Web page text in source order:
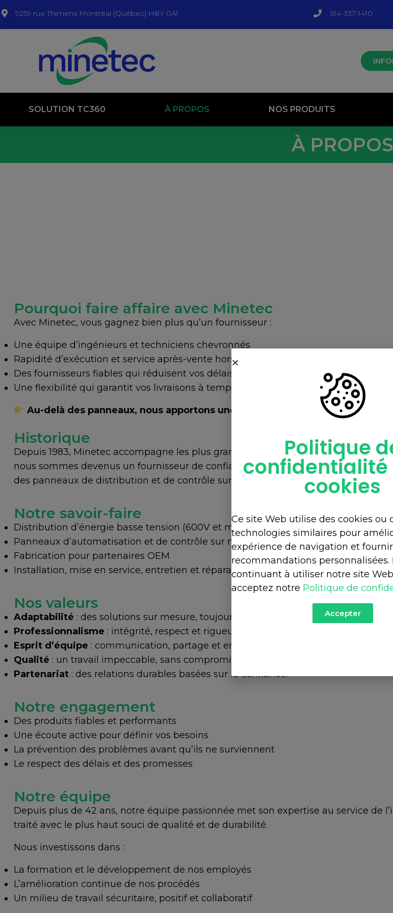
9259 rue Thimens Montréal (Québec) H8Y 0A1 514-337-1410
SOLUTION TC360 À PROPOS NOS PRODUITS
À PROPOS
Pourquoi faire affaire avec Minetec
Avec Minetec, vous gagnez bien plus qu’un fournisseur :
Une équipe d’ingénieurs et techniciens chevronnés
Rapidité d’exécution et service après-vente hors pair
Des fournisseurs fiables qui réduisent vos délais
Une flexibilité qui garantit vos livraisons à temps
Au-delà des panneaux, nous apportons une expertise qui assure votre
Historique
Depuis 1983, Minetec accompagne les plus grands acteurs de l’industrie
nous sommes devenus un fournisseur de confiance reconnu mondialement.
des panneaux de distribution et de contrôle sur mesure, répondant aux plus
Notre savoir-faire
Distribution d’énergie basse tension (600V et moins)
Panneaux d’automatisation et de contrôle sur mesure
Fabrication pour partenaires OEM
Installation, mise en service, entretien et réparation via nos filiales
Nos valeurs
Adaptabilité : des solutions sur mesure, toujours à l’affût des meilleures pratiques.
Professionnalisme : intégrité, respect et rigueur à chaque étape.
Esprit d’équipe : communication, partage et entraide pour réussir ensemble.
Qualité : un travail impeccable, sans compromis.
Partenariat : des relations durables basées sur la confiance.
Notre engagement
Des produits fiables et performants
Une écoute active pour définir vos besoins
La prévention des problèmes avant qu’ils ne surviennent
Le respect des délais et des promesses
Notre équipe
Depuis plus de 42 ans, notre équipe passionnée met son expertise au service de
traité avec le plus haut souci de qualité et de durabilité.
Nous investissons dans :
La formation et le développement de nos employés
L’amélioration continue de nos procédés
Un milieu de travail sécuritaire, positif et collaboratif
Politique
confidentialité
cookies
Ce site Web utilise des cookies ou
technologies similaires pour
expérience de navigation et
recommandations personnalisées.
continuant à utiliser notre site
acceptez notre Politique de
Accepter